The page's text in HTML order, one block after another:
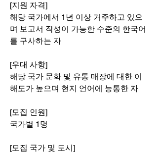
[지원 자격]
해당 국가에서 1년 이상 거주하고 있으
며 보고서 작성이 가능한 수준의 한국어
를 구사하는 자
[우대 사항]
해당 국가 문화 및 유통 매장에 대한 이
해도가 높으며 현지 언어에 능통한 자
[모집 인원]
국가별 1명
[모집 국가 및 도시]